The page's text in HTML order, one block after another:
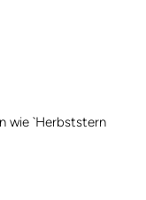
wie `Herbststern